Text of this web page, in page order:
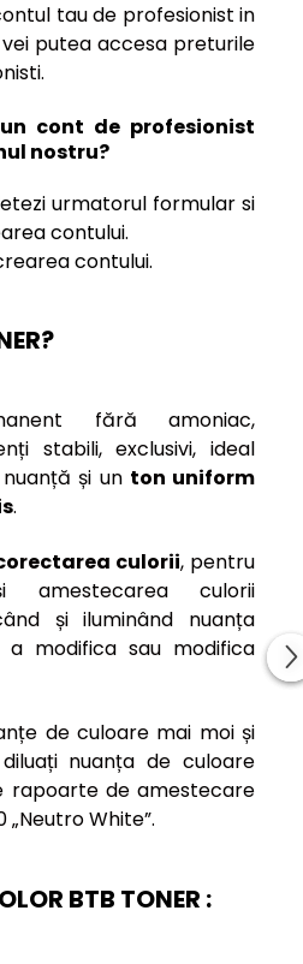
tau de profesionist in
putea accesa preturile
cont de profesionist
nostru?
urmatorul formular si
contului.
contului.
fără amoniac,
stabili, exclusivi, ideal
și un ton uniform
.
culorii, pentru
culorii
și iluminând nuanța
modifica sau modifica
de culoare mai moi și
nuanța de culoare
rapoarte de amestecare
„Neutro White”.
BTB TONER :